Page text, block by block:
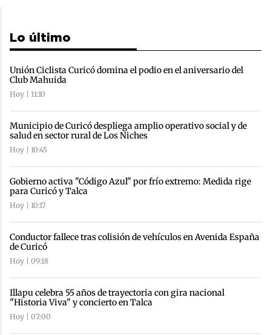
Lo último
Unión Ciclista Curicó domina el podio en el aniversario del
Club Mahuida
Hoy | 11:10
Municipio de Curicó despliega amplio operativo social y de
salud en sector rural de Los Niches
Hoy | 10:45
Gobierno activa "Código Azul" por frío extremo: Medida rige
para Curicó y Talca
Hoy | 10:17
Conductor fallece tras colisión de vehículos en Avenida España
de Curicó
Hoy | 09:18
Illapu celebra 55 años de trayectoria con gira nacional
"Historia Viva" y concierto en Talca
Hoy | 07:00